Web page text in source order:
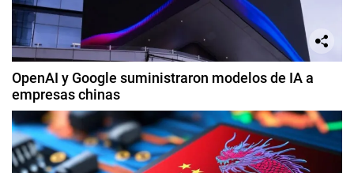
OpenAI y Google suministraron modelos de IA a
empresas chinas